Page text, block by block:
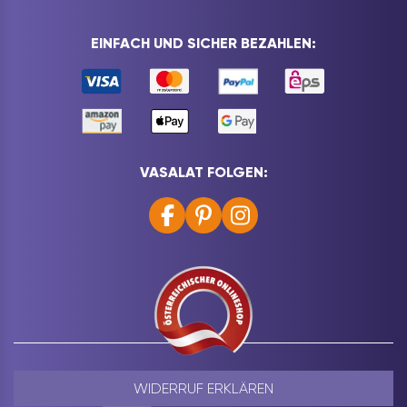
EINFACH UND SICHER BEZAHLEN:
VASALAT FOLGEN:
WIDERRUF ERKLÄREN